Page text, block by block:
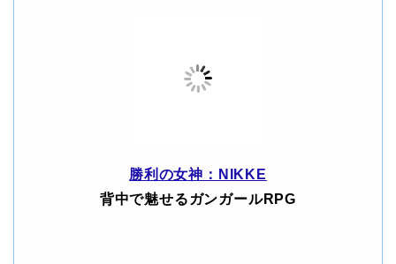
勝利の女神：NIKKE
背中で魅せるガンガールRPG